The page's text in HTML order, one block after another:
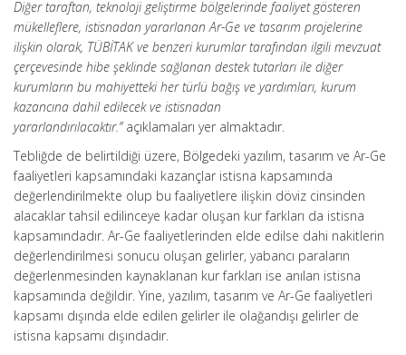
Diğer taraftan, teknoloji geliştirme bölgelerinde faaliyet gösteren
mükelleflere, istisnadan yararlanan Ar-Ge ve tasarım projelerine
ilişkin olarak, TÜBİTAK ve benzeri kurumlar tarafından ilgili mevzuat
çerçevesinde hibe şeklinde sağlanan destek tutarları ile diğer
kurumların bu mahiyetteki her türlü bağış ve yardımları, kurum
kazancına dahil edilecek ve istisnadan
yararlandırılacaktır.” açıklamaları yer almaktadır.
Tebliğde de belirtildiği üzere, Bölgedeki yazılım, tasarım ve Ar-Ge
faaliyetleri kapsamındaki kazançlar istisna kapsamında
değerlendirilmekte olup bu faaliyetlere ilişkin döviz cinsinden
alacaklar tahsil edilinceye kadar oluşan kur farkları da istisna
kapsamındadır. Ar-Ge faaliyetlerinden elde edilse dahi nakitlerin
değerlendirilmesi sonucu oluşan gelirler, yabancı paraların
değerlenmesinden kaynaklanan kur farkları ise anılan istisna
kapsamında değildir. Yine, yazılım, tasarım ve Ar-Ge faaliyetleri
kapsamı dışında elde edilen gelirler ile olağandışı gelirler de
istisna kapsamı dışındadır.